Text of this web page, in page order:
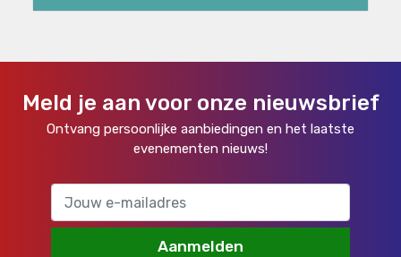
Meld je aan voor onze nieuwsbrief
Ontvang persoonlijke aanbiedingen en het laatste
evenementen nieuws!
Aanmelden